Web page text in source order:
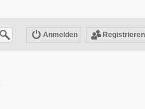
Anmelden Registrieren